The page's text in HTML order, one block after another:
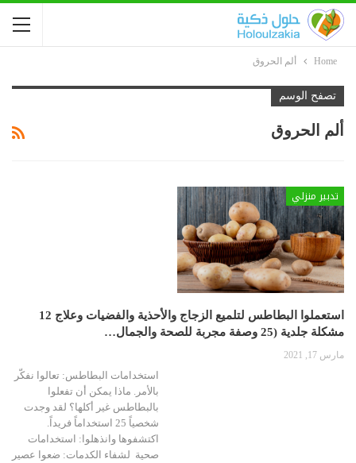
Home ألم الحروق
تصفح الوسم
ألم الحروق
تدبير منزلي
استعملوا البطاطس لتلميع الزجاج والأحذية والفضيات وعلاج 12
مشكلة جلدية (25 وصفة مجربة للصحة والجمال…
مارس 17, 2021
استخدامات البطاطس: تعالوا نفكّر
بالأمر. ماذا يمكن أن تفعلوا
بالبطاطس غير أكلها؟ لقد وجدت
شخصياً 25 استخداماً فريداً.
اكتشفوها وانذهلوا: استخدامات
صحية لشفاء الكدمات: ضعوا عصير